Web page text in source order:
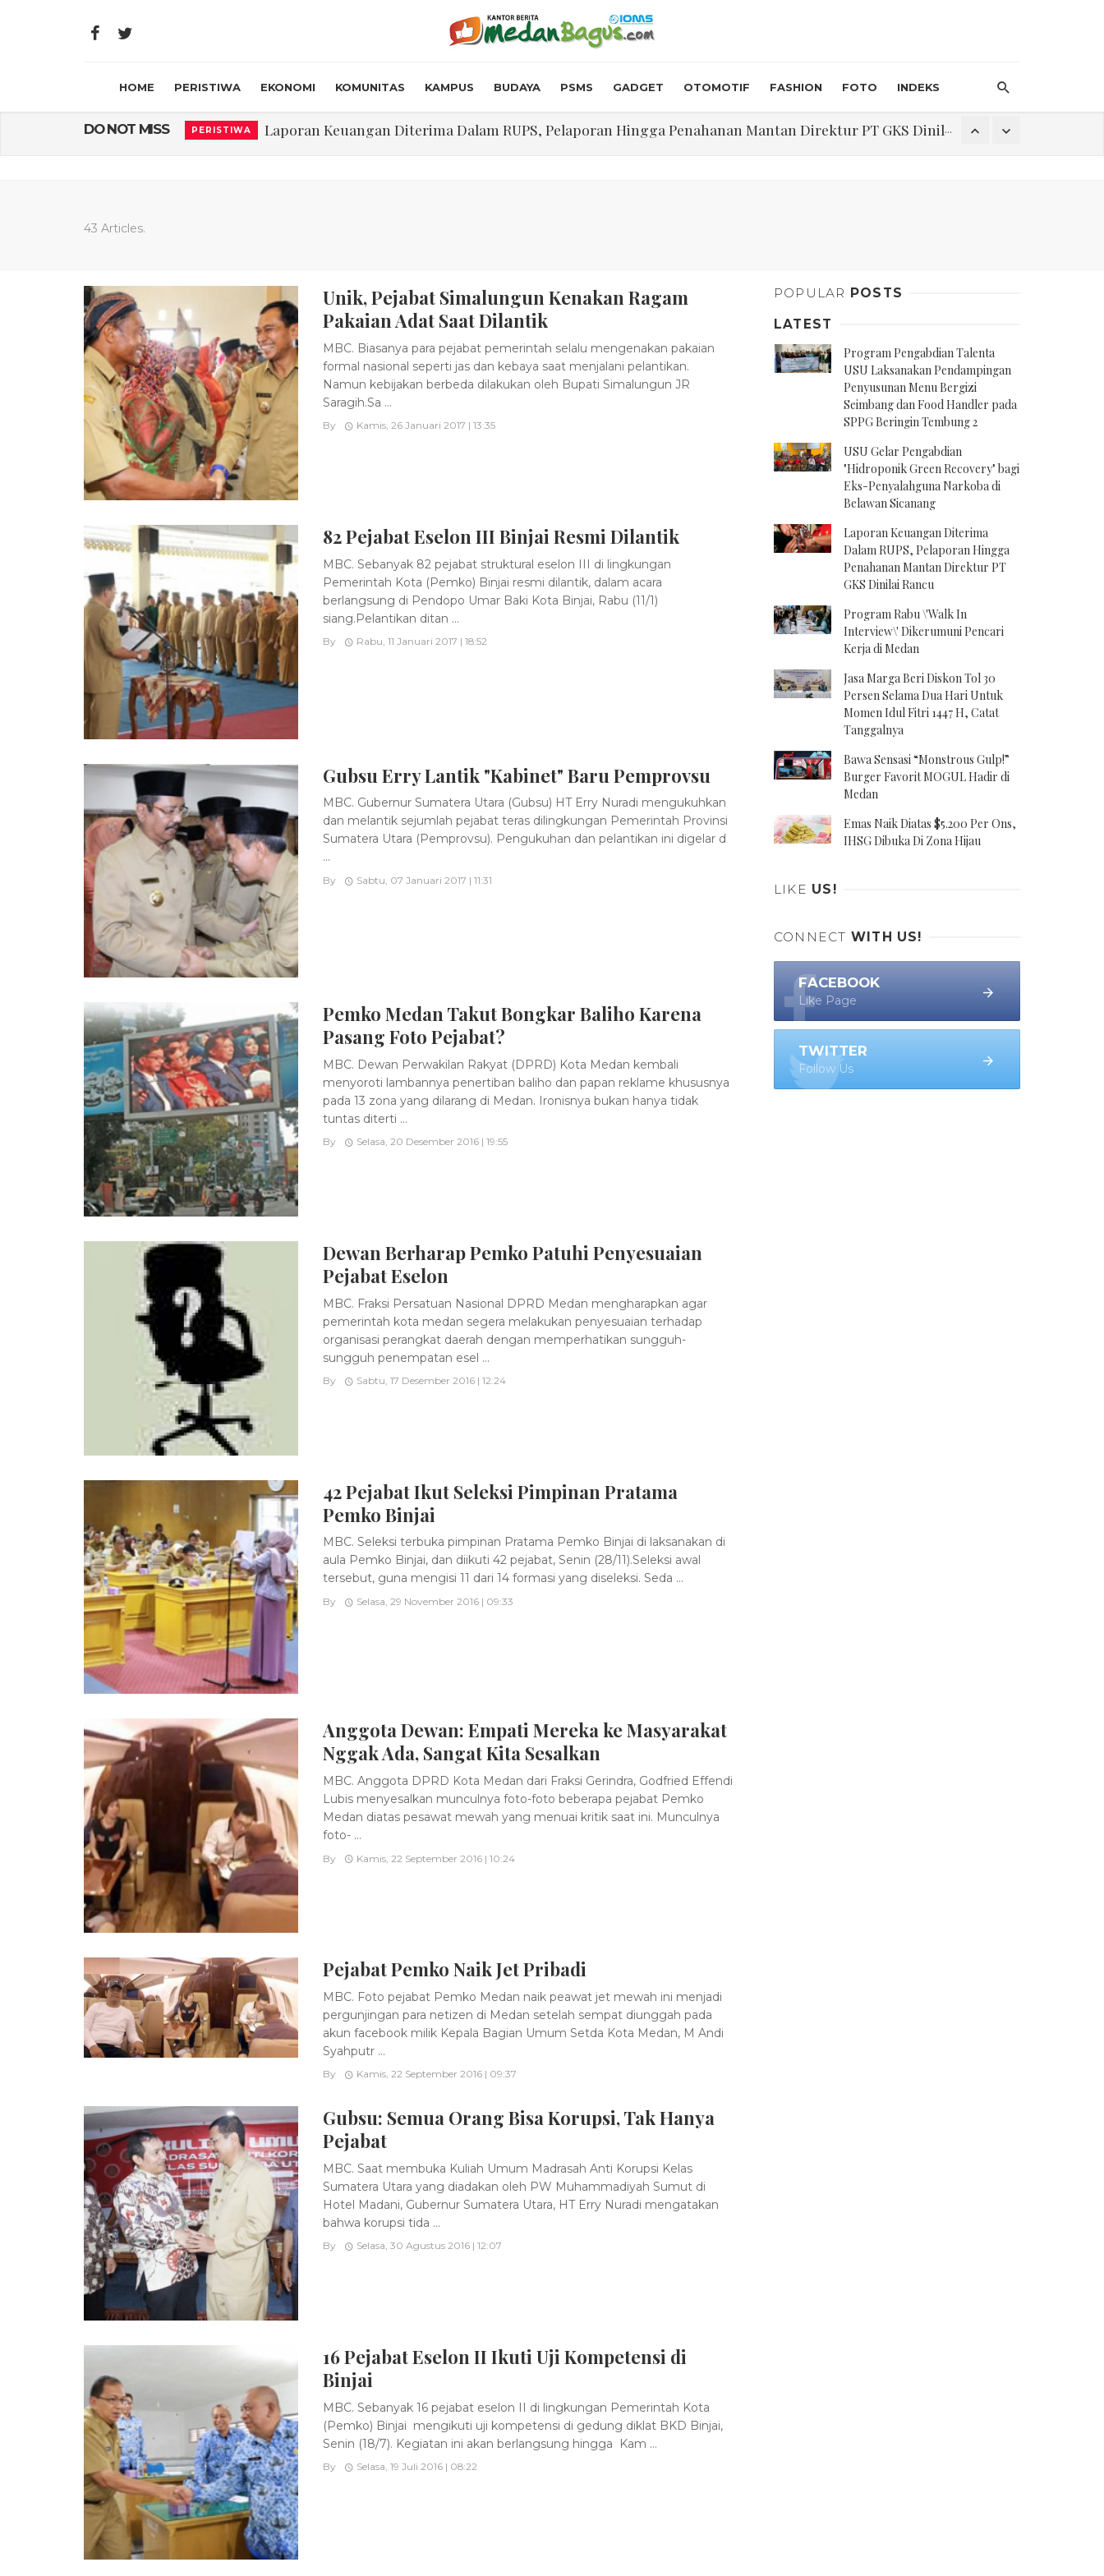
HOME PERISTIWA EKONOMI KOMUNITAS KAMPUS BUDAYA PSMS GADGET OTOMOTIF FASHION FOTO INDEKS
DO NOT MISS PERISTIWA Laporan Keuangan Diterima Dalam RUPS, Pelaporan Hingga Penahanan Mantan Direktur PT GKS Dinilai Rancu
USU Gelar Pengabdian "Hidroponik Green Recovery" bagi Eks-Penyalahguna Narkoba di Belawan Sicanang
43 Articles.
Unik, Pejabat Simalungun Kenakan Ragam
Pakaian Adat Saat Dilantik
MBC. Biasanya para pejabat pemerintah selalu mengenakan pakaian
formal nasional seperti jas dan kebaya saat menjalani pelantikan.
Namun kebijakan berbeda dilakukan oleh Bupati Simalungun JR
Saragih.Sa ...
By Kamis, 26 Januari 2017 | 13:35
82 Pejabat Eselon III Binjai Resmi Dilantik
MBC. Sebanyak 82 pejabat struktural eselon III di lingkungan
Pemerintah Kota (Pemko) Binjai resmi dilantik, dalam acara
berlangsung di Pendopo Umar Baki Kota Binjai, Rabu (11/1)
siang.Pelantikan ditan ...
By Rabu, 11 Januari 2017 | 18:52
Gubsu Erry Lantik "Kabinet" Baru Pemprovsu
MBC. Gubernur Sumatera Utara (Gubsu) HT Erry Nuradi mengukuhkan
dan melantik sejumlah pejabat teras dilingkungan Pemerintah Provinsi
Sumatera Utara (Pemprovsu). Pengukuhan dan pelantikan ini digelar d
...
By Sabtu, 07 Januari 2017 | 11:31
Pemko Medan Takut Bongkar Baliho Karena
Pasang Foto Pejabat?
MBC. Dewan Perwakilan Rakyat (DPRD) Kota Medan kembali
menyoroti lambannya penertiban baliho dan papan reklame khususnya
pada 13 zona yang dilarang di Medan. Ironisnya bukan hanya tidak
tuntas diterti ...
By Selasa, 20 Desember 2016 | 19:55
Dewan Berharap Pemko Patuhi Penyesuaian
Pejabat Eselon
MBC. Fraksi Persatuan Nasional DPRD Medan mengharapkan agar
pemerintah kota medan segera melakukan penyesuaian terhadap
organisasi perangkat daerah dengan memperhatikan sungguh-
sungguh penempatan esel ...
By Sabtu, 17 Desember 2016 | 12:24
42 Pejabat Ikut Seleksi Pimpinan Pratama
Pemko Binjai
MBC. Seleksi terbuka pimpinan Pratama Pemko Binjai di laksanakan di
aula Pemko Binjai, dan diikuti 42 pejabat, Senin (28/11).Seleksi awal
tersebut, guna mengisi 11 dari 14 formasi yang diseleksi. Seda ...
By Selasa, 29 November 2016 | 09:33
Anggota Dewan: Empati Mereka ke Masyarakat
Nggak Ada, Sangat Kita Sesalkan
MBC. Anggota DPRD Kota Medan dari Fraksi Gerindra, Godfried Effendi
Lubis menyesalkan munculnya foto-foto beberapa pejabat Pemko
Medan diatas pesawat mewah yang menuai kritik saat ini. Munculnya
foto- ...
By Kamis, 22 September 2016 | 10:24
Pejabat Pemko Naik Jet Pribadi
MBC. Foto pejabat Pemko Medan naik peawat jet mewah ini menjadi
pergunjingan para netizen di Medan setelah sempat diunggah pada
akun facebook milik Kepala Bagian Umum Setda Kota Medan, M Andi
Syahputr ...
By Kamis, 22 September 2016 | 09:37
Gubsu: Semua Orang Bisa Korupsi, Tak Hanya
Pejabat
MBC. Saat membuka Kuliah Umum Madrasah Anti Korupsi Kelas
Sumatera Utara yang diadakan oleh PW Muhammadiyah Sumut di
Hotel Madani, Gubernur Sumatera Utara, HT Erry Nuradi mengatakan
bahwa korupsi tida ...
By Selasa, 30 Agustus 2016 | 12:07
16 Pejabat Eselon II Ikuti Uji Kompetensi di
Binjai
MBC. Sebanyak 16 pejabat eselon II di lingkungan Pemerintah Kota
(Pemko) Binjai mengikuti uji kompetensi di gedung diklat BKD Binjai,
Senin (18/7). Kegiatan ini akan berlangsung hingga Kam ...
By Selasa, 19 Juli 2016 | 08:22
POPULAR POSTS
LATEST
Program Pengabdian Talenta
USU Laksanakan Pendampingan
Penyusunan Menu Bergizi
Seimbang dan Food Handler pada
SPPG Beringin Tembung 2
USU Gelar Pengabdian
"Hidroponik Green Recovery" bagi
Eks-Penyalahguna Narkoba di
Belawan Sicanang
Laporan Keuangan Diterima
Dalam RUPS, Pelaporan Hingga
Penahanan Mantan Direktur PT
GKS Dinilai Rancu
Program Rabu \'Walk In
Interview\' Dikerumuni Pencari
Kerja di Medan
Jasa Marga Beri Diskon Tol 30
Persen Selama Dua Hari Untuk
Momen Idul Fitri 1447 H, Catat
Tanggalnya
Bawa Sensasi “Monstrous Gulp!”
Burger Favorit MOGUL Hadir di
Medan
Emas Naik Diatas $5.200 Per Ons,
IHSG Dibuka Di Zona Hijau
LIKE US!
CONNECT WITH US!
FACEBOOK
Like Page
TWITTER
Follow Us